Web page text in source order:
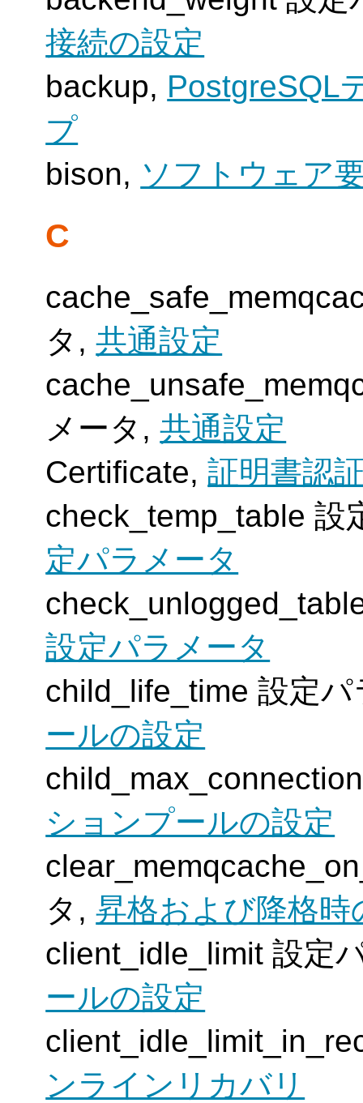
接続の設定
backup, PostgreSQL
プ
bison, ソフトウェア
C
タ,共通設定
メータ,共通設定
Certificate,証明書認
check_temp_table
定パラメータ
設定パラメータ
child_life_time 設定
ールの設定
ションプールの設定
タ,昇格および降格時
client_idle_limit 設定
ールの設定
ンラインリカバリ